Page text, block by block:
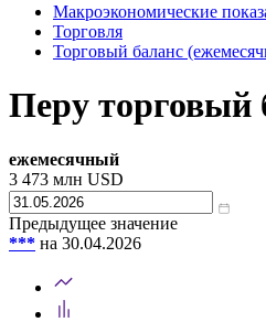
Макроэкономические
Торговля
Торговый баланс
Перу торговый
ежемесячный
3 473 млн USD
Предыдущее значение
*** на 30.04.2026